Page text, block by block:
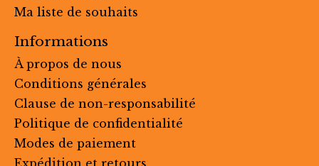
Ma liste de souhaits
Informations
À propos de nous
Conditions générales
Clause de non-responsabilité
Politique de confidentialité
Modes de paiement
Expédition et retours